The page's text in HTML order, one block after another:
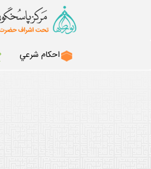
احكام شرعي